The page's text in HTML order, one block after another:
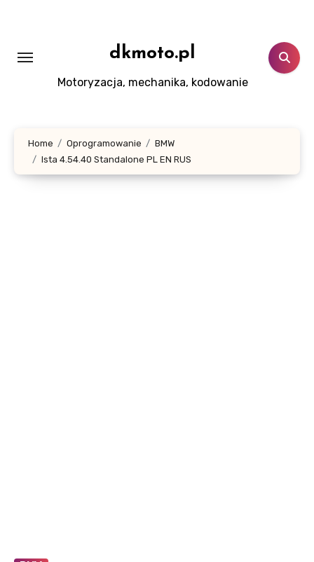
dkmoto.pl
Motoryzacja, mechanika, kodowanie
Home Oprogramowanie
BMW
Ista 4.54.40 Standalone PL EN RUS